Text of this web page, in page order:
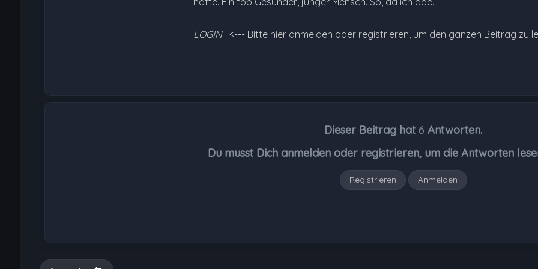
LOGIN <--- Bitte hier anmelden oder registrieren, um den ganzen Beitrag zu
Dieser Beitrag hat6 Antworten.
Du musst Dich anmelden oder registrieren, um die Antworten
Registrieren Anmelden